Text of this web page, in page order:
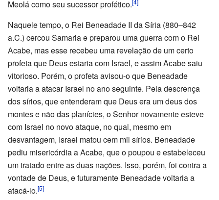
Meolá como seu sucessor profético.
Naquele tempo, o Rei Beneadade II da Síria (880–842
a.C.) cercou Samaria e preparou uma guerra com o Rei
Acabe, mas esse recebeu uma revelação de um certo
profeta que Deus estaria com Israel, e assim Acabe saiu
vitorioso. Porém, o profeta avisou-o que Beneadade
voltaria a atacar Israel no ano seguinte. Pela descrença
dos sírios, que entenderam que Deus era um deus dos
montes e não das planícies, o Senhor novamente esteve
com Israel no novo ataque, no qual, mesmo em
desvantagem, Israel matou cem mil sírios. Beneadade
pediu misericórdia a Acabe, que o poupou e estabeleceu
um tratado entre as duas nações. Isso, porém, foi contra a
vontade de Deus, e futuramente Beneadade voltaria a
atacá-lo.[5]